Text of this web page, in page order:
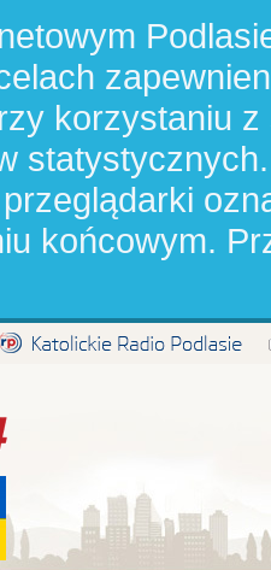
korzystaniu
końcowym.